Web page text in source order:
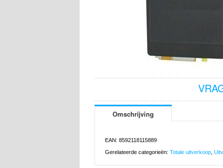
Omschrijving
EAN: 8592118115889
Gerelateerde categorieën: Totale uitverkoop